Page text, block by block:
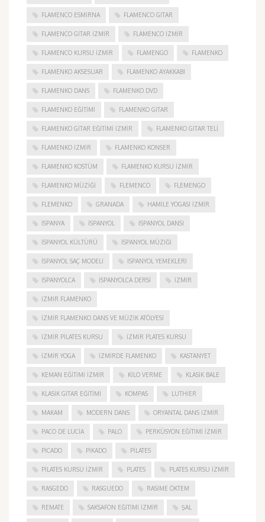
FLAMENCO ESMIRNA FLAMENCO GITAR
FLAMENCO GITAR İZMIR FLAMENCO IZMIR
FLAMENCO KURSU İZMIR FLAMENGO FLAMENKO
FLAMENKO AKSESUAR FLAMENKO AYAKKABI
FLAMENKO DANS FLAMENKO DVD
FLAMENKO EĞITIMI FLAMENKO GITAR
FLAMENKO GITAR EĞITIMI İZMIR FLAMENKO GITAR TELI
FLAMENKO IZMIR FLAMENKO KONSER
FLAMENKO KOSTÜM FLAMENKO KURSU İZMIR
FLAMENKO MÜZIĞI FLEMENCO FLEMENGO
FLEMENKO GRANADA HAMILE YOGASI İZMIR
ISPANYA İSPANYOL İSPANYOL DANSI
İSPANYOL KÜLTÜRÜ İSPANYOL MÜZIĞI
İSPANYOL SAÇ MODELI İSPANYOL YEMEKLERI
İSPANYOLCA İSPANYOLCA DERSI IZMIR
IZMIR FLAMENKO
İZMIR FLAMENKO DANS VE MÜZIK ATÖLYESI
İZMIR PILATES KURSU İZMIR PLATES KURSU
İZMIR YOGA IZMIRDE FLAMENKO KASTANYET
KEMAN EĞITIMI İZMIR KILO VERME KLASIK BALE
KLASIK GITAR EĞITIMI KOMPAS LUTHIER
MAKAM MODERN DANS ORYANTAL DANS İZMIR
PACO DE LUCIA PALO PERKÜSYON EĞITIMI İZMIR
PICADO PIKADO PILATES
PILATES KURSU İZMIR PLATES PLATES KURSU İZMIR
RASGEDO RASGUEDO RASIME ÖKTEM
REMATE SAKSAFON EĞITIMI İZMIR ŞAL